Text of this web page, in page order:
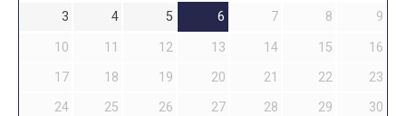
3
4 5 6 7 8
9
10
11 12 13 14 15
16
17
18 19 20 21 22
23
24
25 26 27 28 29
30